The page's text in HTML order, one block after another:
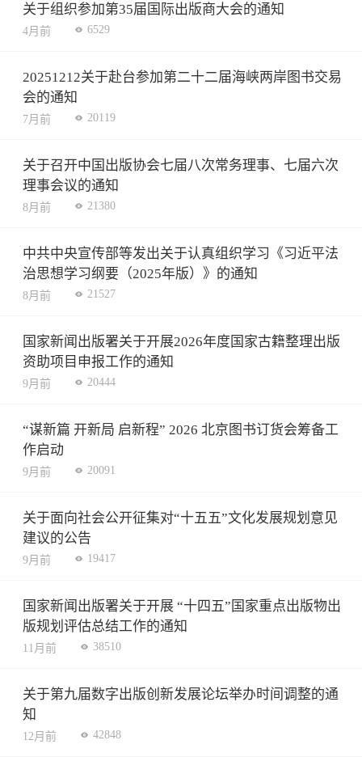
关于组织参加第35届国际出版商大会的通知
4月前 6529
20251212关于赴台参加第二十二届海峡两岸图书交易
会的通知
7月前 20119
关于召开中国出版协会七届八次常务理事、七届六次
理事会议的通知
8月前 21380
中共中央宣传部等发出关于认真组织学习《习近平法
治思想学习纲要（2025年版）》的通知
8月前 21527
国家新闻出版署关于开展2026年度国家古籍整理出版
资助项目申报工作的通知
9月前 20444
“谋新篇 开新局 启新程” 2026 北京图书订货会筹备工
作启动
9月前 20091
关于面向社会公开征集对“十五五”文化发展规划意见
建议的公告
9月前 19417
国家新闻出版署关于开展 “十四五”国家重点出版物出
版规划评估总结工作的通知
11月前 38510
关于第九届数字出版创新发展论坛举办时间调整的通
知
12月前 42848